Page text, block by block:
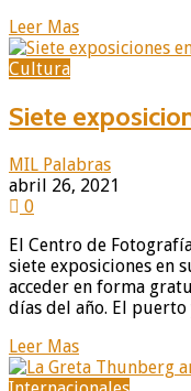
Leer Mas
Cultura
Siete
MIL Palabras
abril 26, 2021
0
El Centro de
siete exposiciones en
acceder en forma
días del año. El
Leer Mas